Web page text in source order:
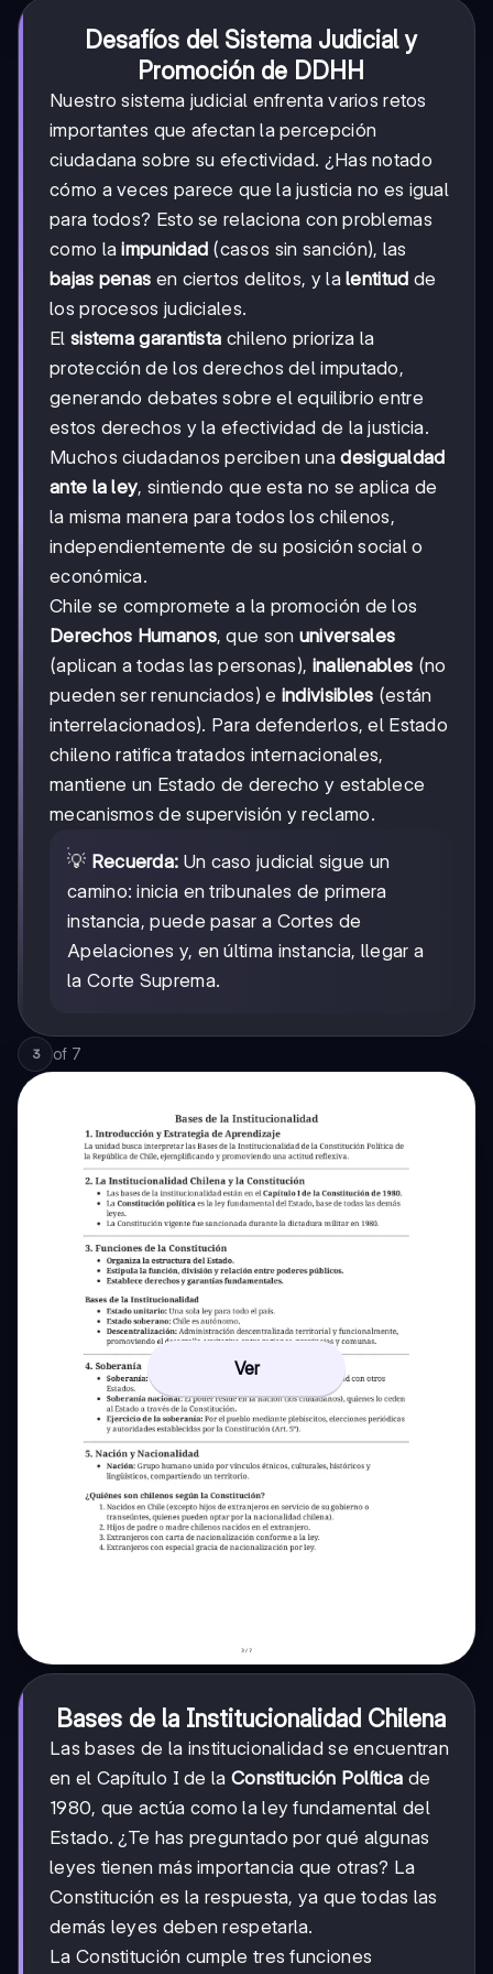
Desafíos del Sistema Judicial y
Promoción de DDHH
Nuestro sistema judicial enfrenta varios retos
importantes que afectan la percepción
ciudadana sobre su efectividad. ¿Has notado
cómo a veces parece que la justicia no es igual
para todos? Esto se relaciona con problemas
como laimpunidad (casos sin sanción), las
bajas penas en ciertos delitos, y lalentitud de
los procesos judiciales.
El sistema garantista chileno prioriza la
protección de los derechos del imputado,
generando debates sobre el equilibrio entre
estos derechos y la efectividad de la justicia.
Muchos ciudadanos perciben unadesigualdad
ante la ley, sintiendo que esta no se aplica de
la misma manera para todos los chilenos,
independientemente de su posición social o
económica.
Chile se compromete a la promoción de los
Derechos Humanos, que son universales
(aplican a todas las personas), inalienables (no
pueden ser renunciados) e indivisibles (están
interrelacionados). Para defenderlos, el Estado
chileno ratifica tratados internacionales,
mantiene un Estado de derecho y establece
mecanismos de supervisión y reclamo.
💡 Recuerda: Un caso judicial sigue un
camino: inicia en tribunales de primera
instancia, puede pasar a Cortes de
Apelaciones y, en última instancia, llegar a
la Corte Suprema.
3 of 7
Ver
Bases de la Institucionalidad Chilena
Las bases de la institucionalidad se encuentran
en el Capítulo I de la Constitución Política de
1980, que actúa como la ley fundamental del
Estado. ¿Te has preguntado por qué algunas
leyes tienen más importancia que otras? La
Constitución es la respuesta, ya que todas las
demás leyes deben respetarla.
La Constitución cumple tres funciones